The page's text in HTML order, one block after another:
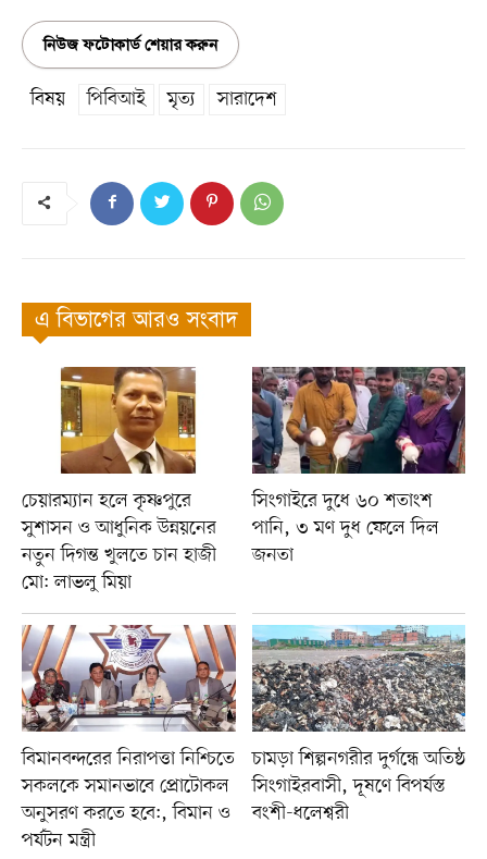
নিউজ ফটোকার্ড শেয়ার করুন
বিষয় পিবিআই মৃত্য সারাদেশ
এ বিভাগের আরও সংবাদ
চেয়ারম্যান হলে কৃষ্ণপুরে
সুশাসন ও আধুনিক উন্নয়নের
নতুন দিগন্ত খুলতে চান হাজী
মো: লাভলু মিয়া
সিংগাইরে দুধে ৬০ শতাংশ
পানি, ৩ মণ দুধ ফেলে দিল
জনতা
বিমানবন্দরের নিরাপত্তা নিশ্চিতে
সকলকে সমানভাবে প্রোটোকল
অনুসরণ করতে হবে:, বিমান ও
পর্যটন মন্ত্রী
চামড়া শিল্পনগরীর দুর্গন্ধে অতিষ্ঠ
সিংগাইরবাসী, দূষণে বিপর্যস্ত
বংশী-ধলেশ্বরী